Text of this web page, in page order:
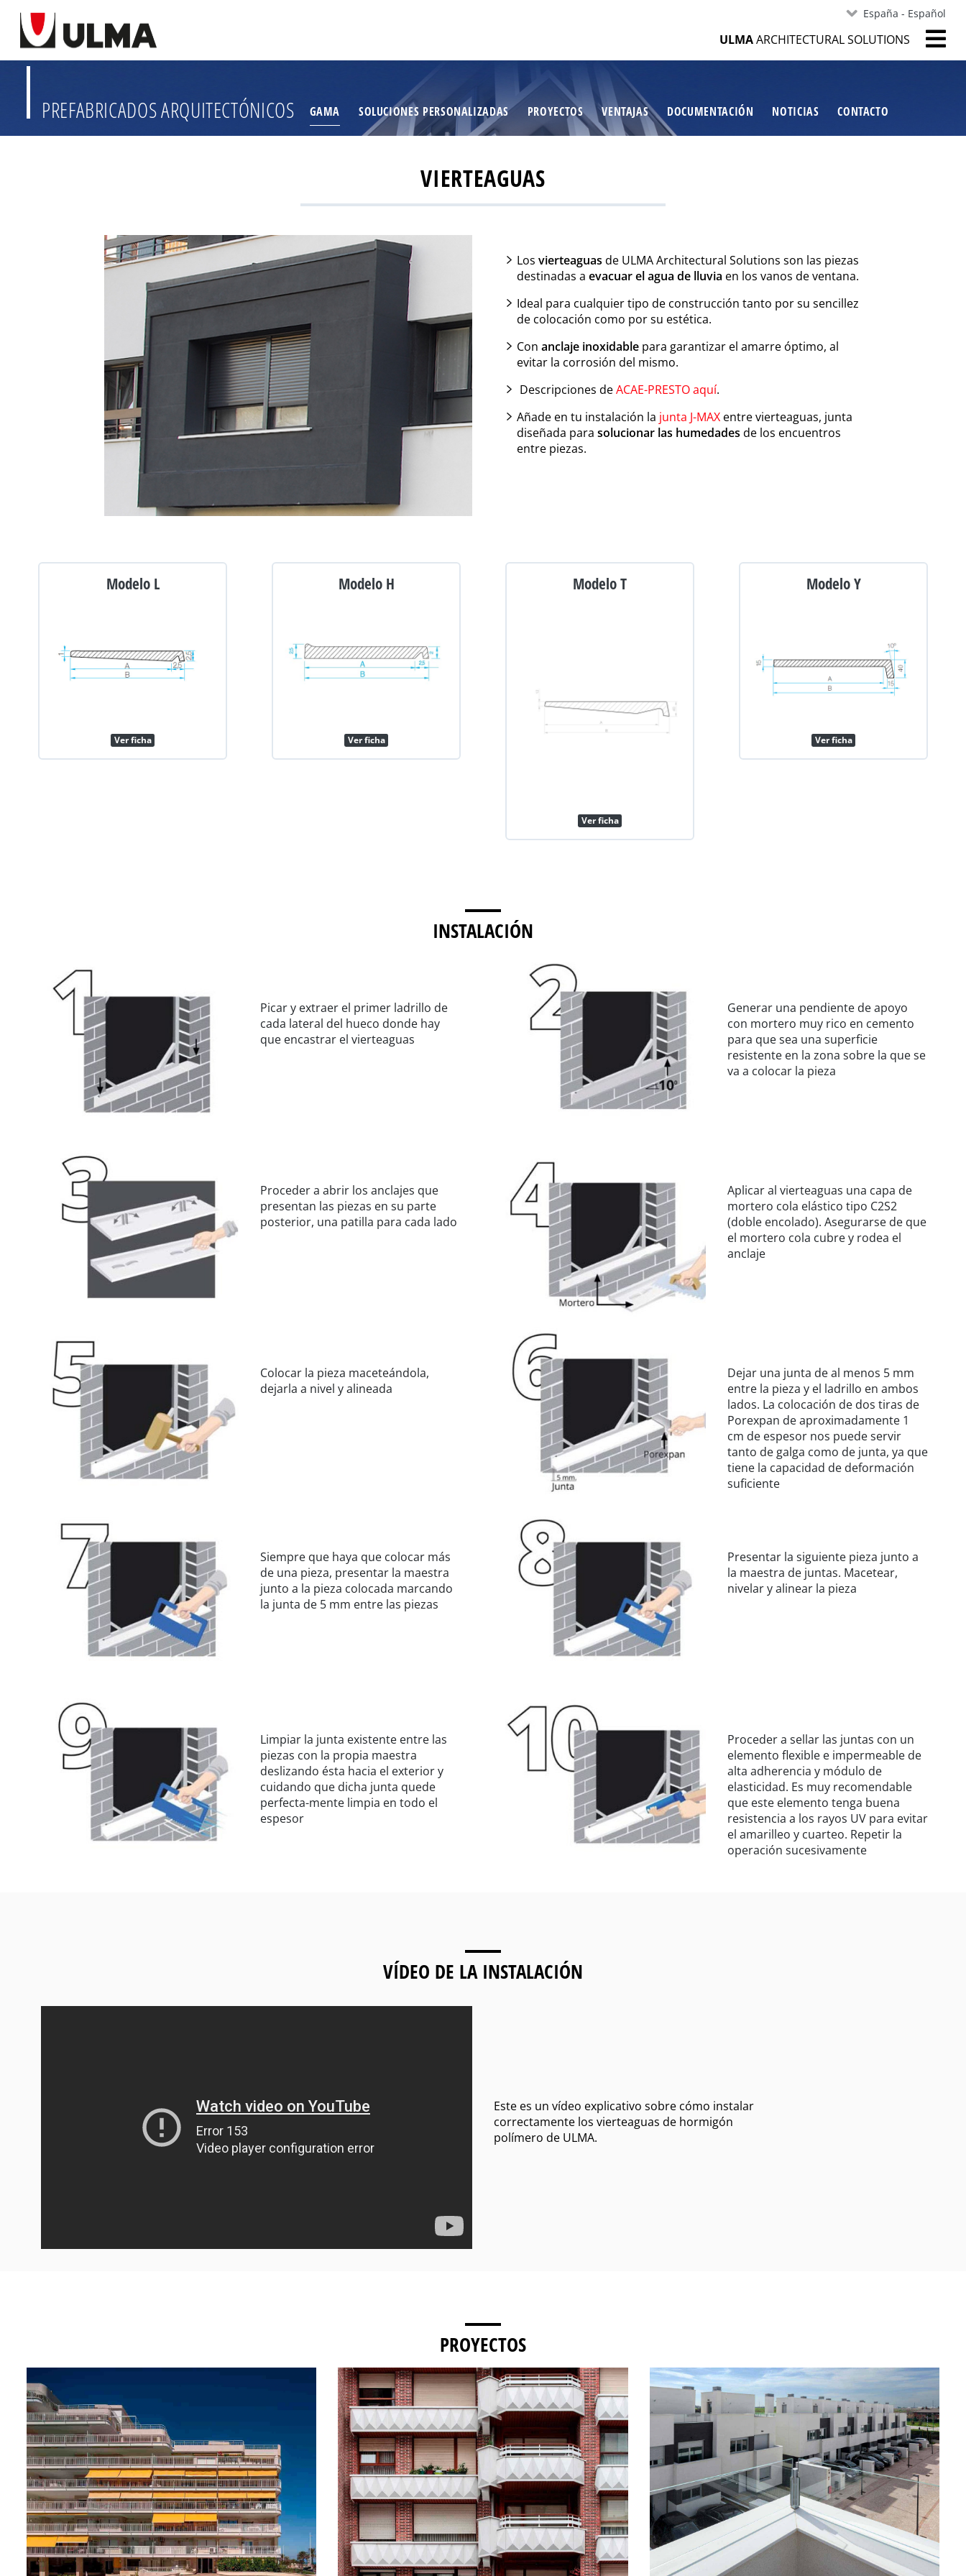
España - Español
ULMAARCHITECTURAL SOLUTIONS
PREFABRICADOS ARQUITECTÓNICOS GAMA SOLUCIONES PERSONALIZADAS PROYECTOS VENTAJAS DOCUMENTACIÓN NOTICIAS CONTACTO
VIERTEAGUAS
Los vierteaguas de ULMA Architectural Solutions son las piezas
destinadas a evacuar el agua de lluvia en los vanos de ventana.
Ideal para cualquier tipo de construcción tanto por su sencillez
de colocación como por su estética.
Con anclaje inoxidablepara garantizar el amarre óptimo, al
evitar la corrosión del mismo.
Descripciones deACAE-PRESTO aquí.
Añade en tu instalación la junta J-MAXentre vierteaguas, junta
diseñada para solucionar las humedades de los encuentros
entre piezas.
Modelo L
Ver ficha
Modelo H
Ver ficha
Modelo T
Ver ficha
Modelo Y
Ver ficha
INSTALACIÓN
Picar y extraer el primer ladrillo de
cada lateral del hueco donde hay
que encastrar el vierteaguas
Generar una pendiente de apoyo
con mortero muy rico en cemento
para que sea una superficie
resistente en la zona sobre la que se
va a colocar la pieza
Proceder a abrir los anclajes que
presentan las piezas en su parte
posterior, una patilla para cada lado
Aplicar al vierteaguas una capa de
mortero cola elástico tipo C2S2
(doble encolado). Asegurarse de que
el mortero cola cubre y rodea el
anclaje
Colocar la pieza maceteándola,
dejarla a nivel y alineada
Dejar una junta de al menos 5 mm
entre la pieza y el ladrillo en ambos
lados. La colocación de dos tiras de
Porexpan de aproximadamente 1
cm de espesor nos puede servir
tanto de galga como de junta, ya que
tiene la capacidad de deformación
suficiente
Siempre que haya que colocar más
de una pieza, presentar la maestra
junto a la pieza colocada marcando
la junta de 5 mm entre las piezas
Presentar la siguiente pieza junto a
la maestra de juntas. Macetear,
nivelar y alinear la pieza
Limpiar la junta existente entre las
piezas con la propia maestra
deslizando ésta hacia el exterior y
cuidando que dicha junta quede
perfecta-mente limpia en todo el
espesor
Proceder a sellar las juntas con un
elemento flexible e impermeable de
alta adherencia y módulo de
elasticidad. Es muy recomendable
que este elemento tenga buena
resistencia a los rayos UV para evitar
el amarilleo y cuarteo. Repetir la
operación sucesivamente
VÍDEO DE LA INSTALACIÓN
Este es un vídeo explicativo sobre cómo instalar
correctamente los vierteaguas de hormigón
polímero de ULMA.
PROYECTOS